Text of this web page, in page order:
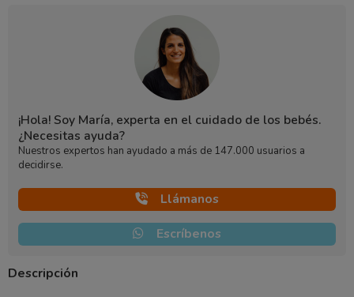
¡Hola! Soy María, experta en el cuidado de los bebés.
¿Necesitas ayuda?
Nuestros expertos han ayudado a más de 147.000 usuarios a
decidirse.
Llámanos
Escríbenos
Descripción